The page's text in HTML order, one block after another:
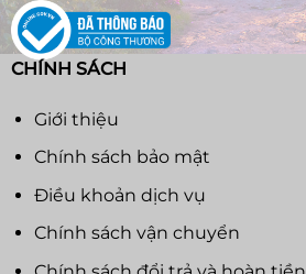
CHÍNH SÁCH
Giới thiệu
Chính sách bảo mật
Điều khoản dịch vụ
Chính sách vận chuyển